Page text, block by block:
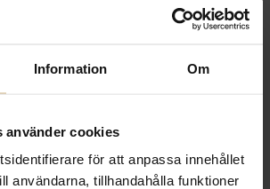
Information Om
använder cookies
för att anpassa innehållet
användarna, tillhandahålla funktioner